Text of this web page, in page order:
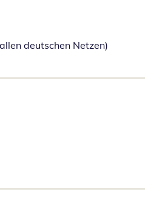
deutschen Netzen)